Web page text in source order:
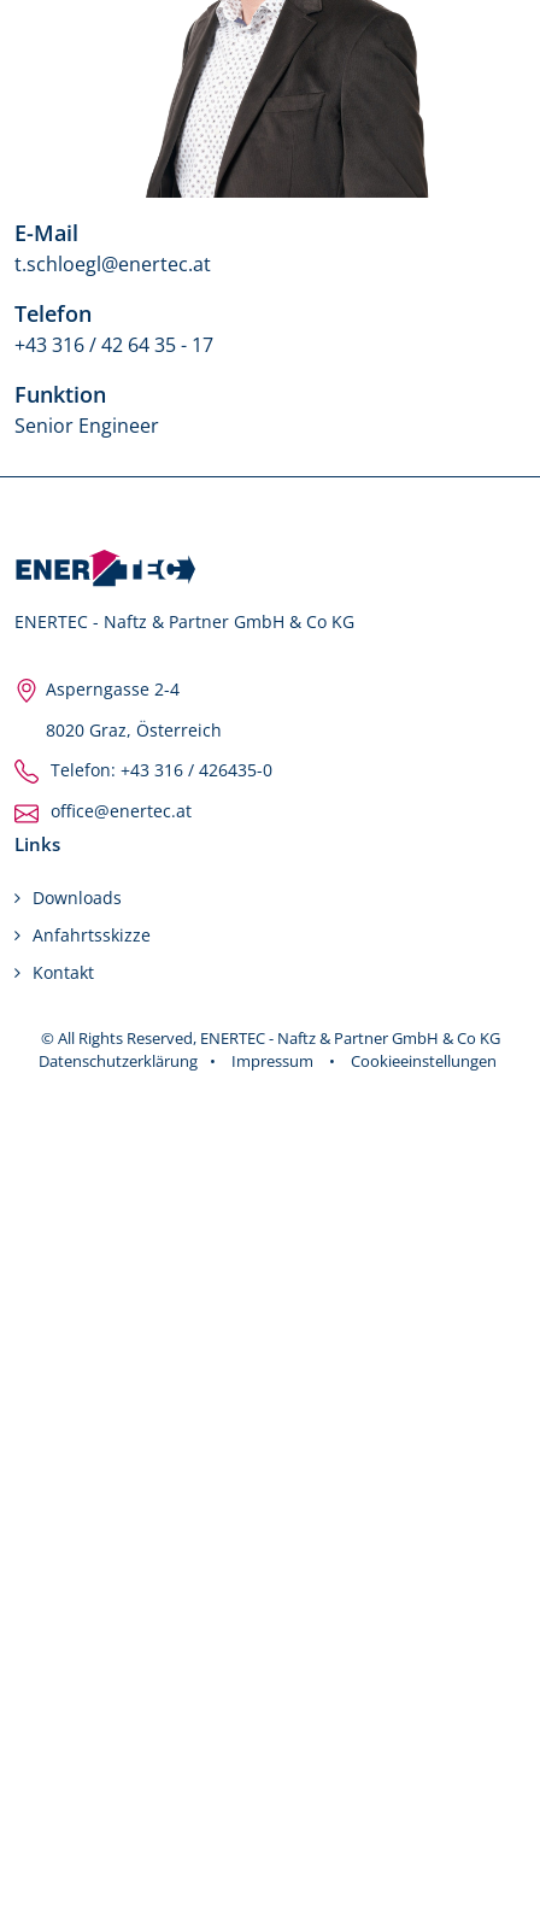
E-Mail
t.schloegl@enertec.at
Telefon
+43 316 / 42 64 35 - 17
Funktion
Senior Engineer
ENERTEC - Naftz & Partner GmbH & Co KG
Asperngasse 2-4
8020 Graz, Österreich
Telefon: +43 316 / 426435-0
office@enertec.at
Links
Downloads
Anfahrtsskizze
Kontakt
© All Rights Reserved, ENERTEC - Naftz & Partner GmbH & Co KG
Datenschutzerklärung
• Impressum • Cookieeinstellungen